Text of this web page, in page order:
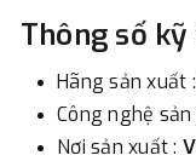
Showroom
phường Cát Linh,
3. Chuyển khoản
Thông số
Hãng sản xuất :
Công nghệ
Nơi sản xuất :